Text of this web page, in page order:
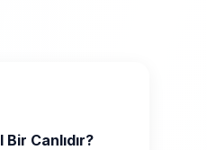
Bir Canlıdır?